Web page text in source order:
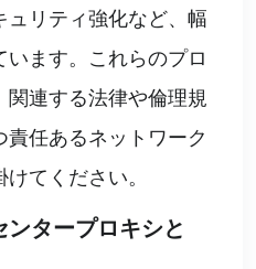
リティ強化など、幅
ます。これらのプロ
連する法律や倫理規
任あるネットワーク
てください。
タープロキシと